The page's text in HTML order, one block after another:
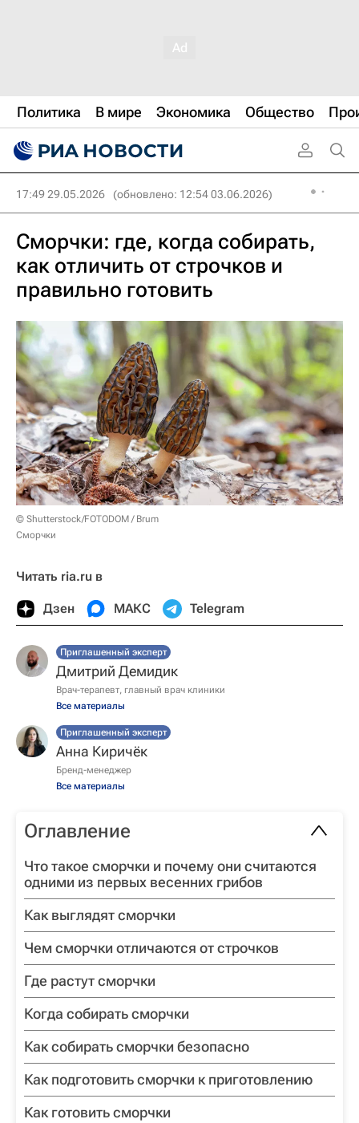
Политика В мире Экономика Общество
17:49 29.05.2026 (обновлено: 12:54 03.06.2026)
Сморчки: где, когда собирать,
как отличить от строчков и
правильно готовить
© Shutterstock/FOTODOM / Brum
Сморчки
Читать ria.ru в
Дзен МАКС Telegram
Приглашенный эксперт
Дмитрий Демидик
Врач-терапевт, главный врач клиники
Все материалы
Приглашенный эксперт
Анна Киричёк
Бренд-менеджер
Все материалы
Оглавление
Что такое сморчки и почему они считаются
одними из первых весенних грибов
Как выглядят сморчки
Чем сморчки отличаются от строчков
Где растут сморчки
Когда собирать сморчки
Как собирать сморчки безопасно
Как подготовить сморчки к приготовлению
Как готовить сморчки